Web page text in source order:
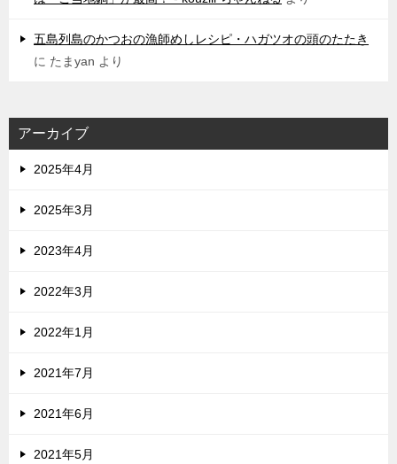
五島列島のかつおの漁師めしレシピ・ハガツオの頭のたたき
に たまyan より
アーカイブ
2025年4月
2025年3月
2023年4月
2022年3月
2022年1月
2021年7月
2021年6月
2021年5月